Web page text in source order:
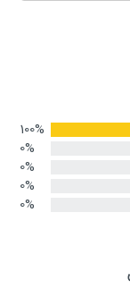
100%
0%
0%
0%
0%